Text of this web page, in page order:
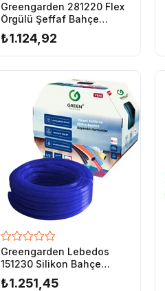
Greengarden 281220 Flex
Örgülü Şeffaf Bahçe
Hortumu 1/2-20 mt
₺1.124,92
Greengarden Lebedos
151230 Silikon Bahçe
Hortumu 1/2-30 mt
₺1.251,45